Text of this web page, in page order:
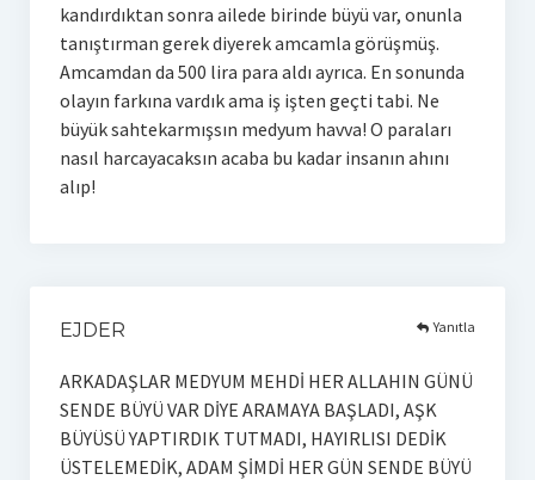
kandırdıktan sonra ailede birinde büyü var, onunla
tanıştırman gerek diyerek amcamla görüşmüş.
Amcamdan da 500 lira para aldı ayrıca. En sonunda
olayın farkına vardık ama iş işten geçti tabi. Ne
büyük sahtekarmışsın medyum havva! O paraları
nasıl harcayacaksın acaba bu kadar insanın ahını
alıp!
EJDER
ARKADAŞLAR MEDYUM MEHDİ HER ALLAHIN GÜNÜ
SENDE BÜYÜ VAR DİYE ARAMAYA BAŞLADI, AŞK
BÜYÜSÜ YAPTIRDIK TUTMADI, HAYIRLISI DEDİK
ÜSTELEMEDİK, ADAM ŞİMDİ HER GÜN SENDE BÜYÜ
Yanıtla